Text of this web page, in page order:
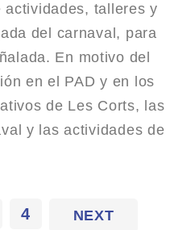
actividades, talleres y
del carnaval, para
En motivo del
en el PAD y en los
de Les Corts, las
y las actividades de
4 NEXT